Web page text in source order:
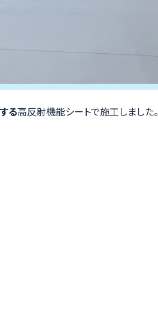
る高反射機能シートで施工しました。